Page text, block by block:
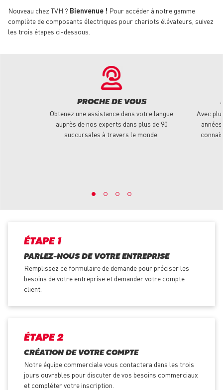
Nouveau chez TVH ? Bienvenue ! Pour accéder à notre gamme
complète de composants électriques pour chariots élévateurs, suivez
les trois étapes ci-dessous.
PROCHE DE VOUS
Obtenez une assistance dans votre langue
auprès de nos experts dans plus de 90
succursales à travers le monde.
Avec
ÉTAPE 1
PARLEZ-NOUS DE VOTRE ENTREPRISE
Remplissez ce formulaire de demande pour préciser les
besoins de votre entreprise et demander votre compte
client.
ÉTAPE 2
CRÉATION DE VOTRE COMPTE
Notre équipe commerciale vous contactera dans les trois
jours ouvrables pour discuter de vos besoins commerciaux
et compléter votre inscription.